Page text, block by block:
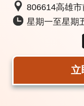
806614高雄
星期一至星期
立